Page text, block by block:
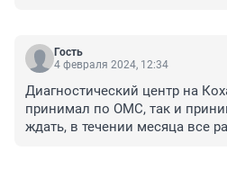
Гость
4 февраля 2024, 12:34
Диагностический центр на
принимал по ОМС, так и
ждать, в течении месяца все